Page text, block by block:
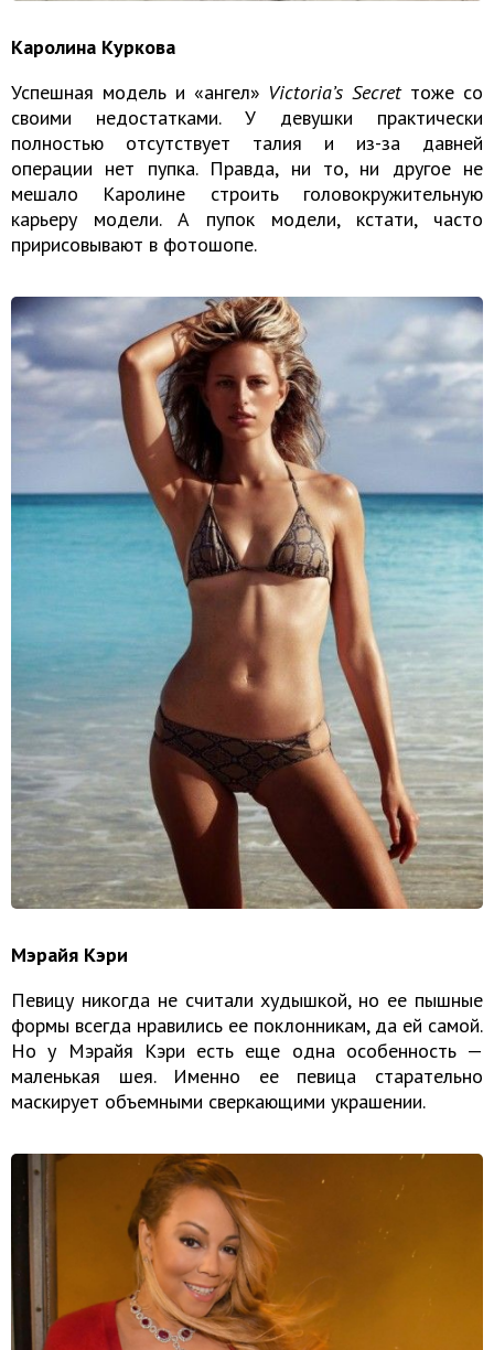
Каролина Куркова
Успешная модель и «ангел» Victoria’s Secretтоже со
своими недостатками. У девушки практически
полностью отсутствует талия и из-за давней
операции нет пупка. Правда, ни то, ни другое не
мешало Каролине строить головокружительную
карьеру модели. А пупок модели, кстати, часто
пририсовывают в фотошопе.
Мэрайя Кэри
Певицу никогда не считали худышкой, но ее пышные
формы всегда нравились ее поклонникам, да ей самой.
Но у Мэрайя Кэри есть еще одна особенность —
маленькая шея. Именно ее певица старательно
маскирует объемными сверкающими украшении.